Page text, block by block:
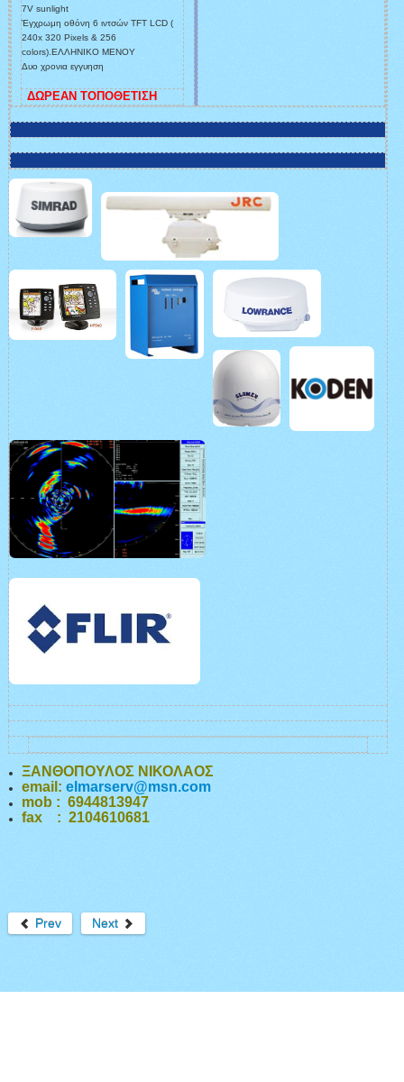
7V sunlight
Έγχρωμη οθόνη 6 ιντσών TFT LCD (
240x 320 Pixels & 256
colors).ΕΛΛΗΝΙΚΟ ΜΕΝΟΥ
Δυο χρονια εγγυηση
ΔΩΡΕΑΝ ΤΟΠΟΘΕΤΙΣΗ
ΞΑΝΘΟΠΟΥΛΟΣ ΝΙΚΟΛΑΟΣ
email: elmarserv@msn.com
mob : 6944813947
fax : 2104610681
Prev Next